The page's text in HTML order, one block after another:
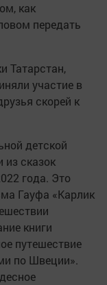
как
передать
Татарстан,
участие в
скорей к
детской
сказок
года. Это
Гауфа «Карлик
книги
путешествие
по Швеции».